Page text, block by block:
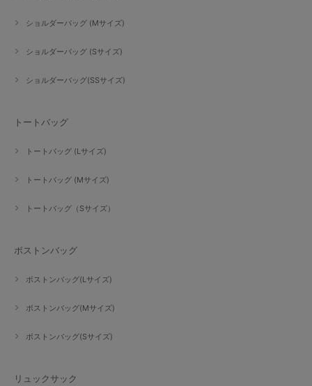
ショルダーバッグ (Mサイズ)
ショルダーバッグ (Sサイズ)
ショルダーバッグ(SSサイズ)
トートバッグ
トートバッグ (Lサイズ)
トートバッグ (Mサイズ)
トートバッグ（Sサイズ）
ボストンバッグ
ボストンバッグ(Lサイズ)
ボストンバッグ(Mサイズ)
ボストンバッグ(Sサイズ)
リュックサック